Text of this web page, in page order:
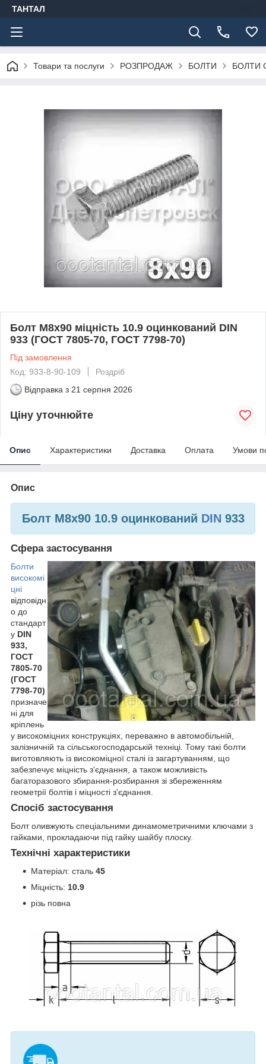
ТАНТАЛ
Товари та послуги РОЗПРОДАЖ БОЛТИ БОЛТИ
Болт М8х90 міцність 10.9 оцинкований DIN
933 (ГОСТ 7805-70, ГОСТ 7798-70)
Під замовлення
Код: 933-8-90-109
Роздріб
Відправка з 21 серпня 2026
Ціну уточнюйте
Опис Характеристики Доставка Оплата Умови
Опис
Болт М8х90 10.9 оцинкований DIN 933
Сфера застосування
Болти
високомі
цні
відповідн
о до
стандарт
у DIN
933,
ГОСТ
7805-70
(ГОСТ
7798-70)
призначе
ні для
кріплень
у високоміцних конструкціях, переважно в автомобільній,
залізничній та сільськогосподарській техніці. Тому такі болти
виготовляють із високоміцної сталі із загартуванням, що
забезпечує міцність з'єднання, а також можливість
багаторазового збирання-розбирання зі збереженням
геометрії болтів і міцності з'єднання.
Спосіб застосування
Болт оливжують спеціальними динамометричними ключами з
гайками, прокладаючи під гайку шайбу плоску.
Технічні характеристики
Матеріал: сталь 45
Міцність: 10.9
різь повна